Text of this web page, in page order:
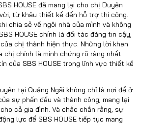
HOUSE đã mang lại cho chị Duyên
từ khâu thiết kế đến hỗ trợ thi công.
chia sẻ về ngôi nhà của mình và không
HOUSE chính là đối tác đáng tin cậy,
chị thành hiện thực. Những lời khen
chị chính là minh chứng rõ ràng nhất
của SBS HOUSE trong lĩnh vực thiết kế
tại Quảng Ngãi không chỉ là nơi để ở
sự phấn đấu và thành công, mang lại
cả gia đình. Và chắc chắn rằng, sự
lực để SBS HOUSE tiếp tục mang